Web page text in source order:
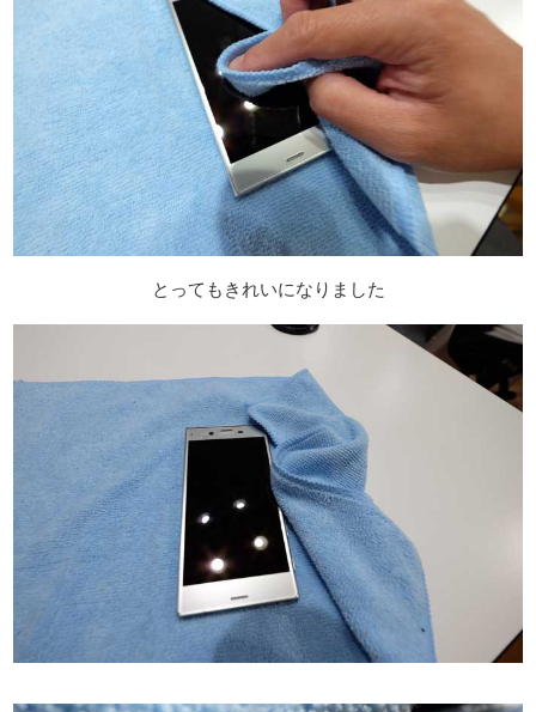
とってもきれいになりました